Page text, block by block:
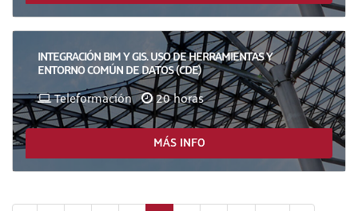
INTEGRACIÓN BIM Y GIS. USO DE HERRAMIENTAS Y
ENTORNO COMÚN DE DATOS (CDE)
Teleformación 20 horas
MÁS INFO